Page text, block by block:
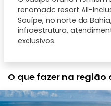
renomado resort All-
Sauípe, no norte da
infraestrutura,
exclusivos.
O que fazer na região